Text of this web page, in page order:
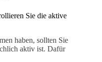
Sie die aktive
haben, sollten Sie
aktiv ist. Dafür